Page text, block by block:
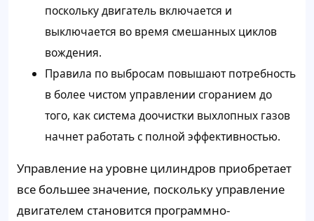
поскольку двигатель включается и
выключается во время смешанных циклов
вождения.
Правила по выбросам повышают потребность
в более чистом управлении сгоранием до
того, как система доочистки выхлопных газов
начнет работать с полной эффективностью.
Управление на уровне цилиндров приобретает
все большее значение, поскольку управление
двигателем становится программно-